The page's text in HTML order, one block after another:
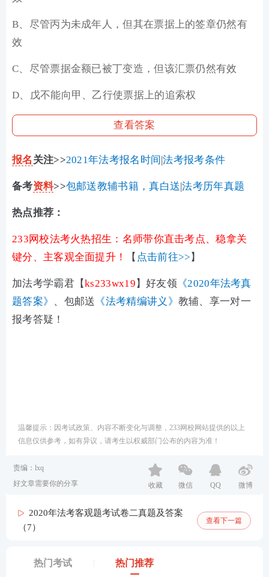
B、尽管丙为未成年人，但其在票据上的签章仍然有
效
C、尽管票据金额已被丁变造，但该汇票仍然有效
D、戊不能向甲、乙行使票据上的追索权
查看答案
报名 关注>>2021年法考报名时间|法考报考条件
备考资料>>包邮送教辅书籍，真白送|法考历年真题
热点推荐：
233网校法考火热招生：名师带你直击考点、稳拿关
键分、主客观全面提升！
【 点击前往>> 】
加法考学霸君【ks233wx19 】好友领 《2020年法考真
题答案》 、包邮送 《法考精编讲义》 教辅、享一对一
报考答疑！
温馨提示：因考试政策、内容不断变化与调整，233网校网站提供的以上
信息仅供参考，如有异议，请考生以权威部门公布的内容为准！
责编：lxq
好文章需要你的分享
收藏 微信 QQ 微博
2020年法考客观题考试卷二真题及答案
（7）
查看下一篇
热门考试 热门推荐